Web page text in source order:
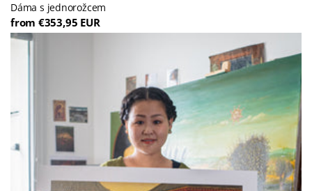
Dáma s jednorožcem
from €353,95 EUR